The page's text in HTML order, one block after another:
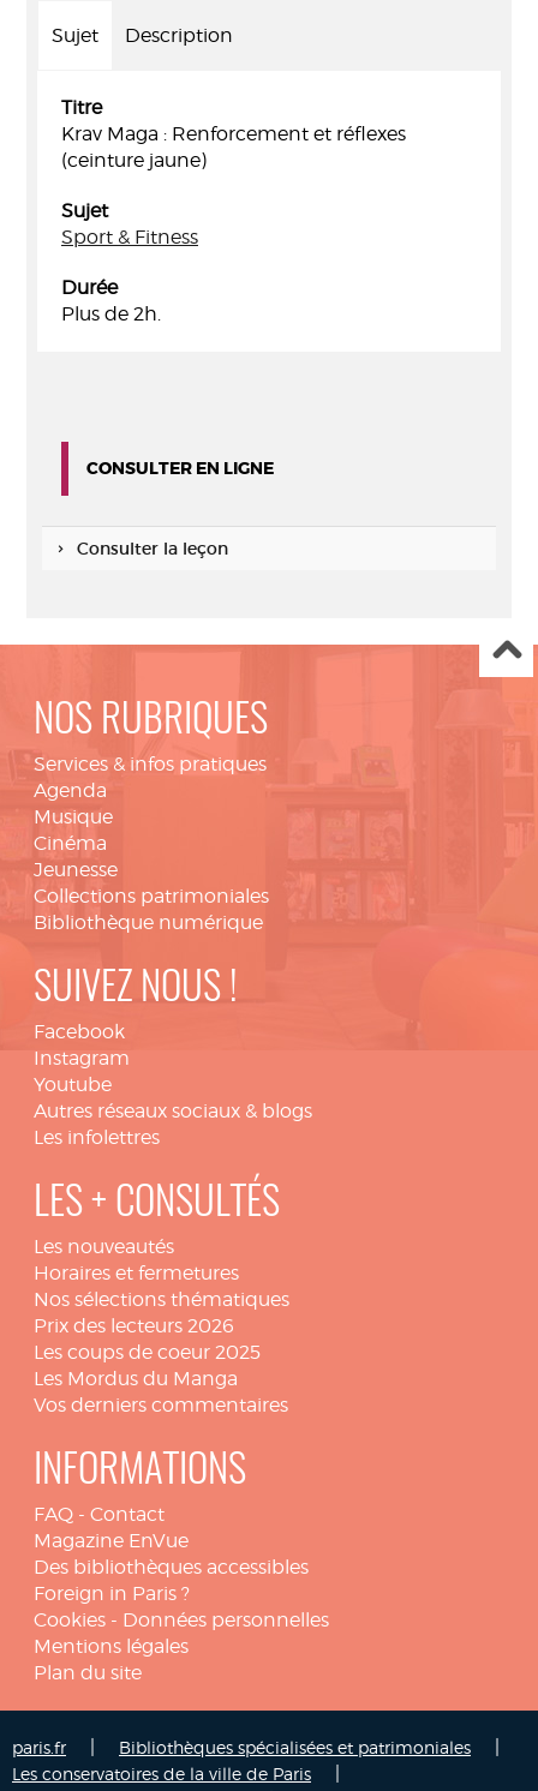
Sujet Description
Titre
Krav Maga : Renforcement et réflexes
(ceinture jaune)
Sujet
Sport & Fitness
Durée
Plus de 2h.
CONSULTER EN LIGNE
Consulter la leçon
NOS RUBRIQUES
Services & infos pratiques
Agenda
Musique
Cinéma
Jeunesse
Collections patrimoniales
Bibliothèque numérique
SUIVEZ NOUS !
Facebook
Instagram
Youtube
Autres réseaux sociaux & blogs
Les infolettres
LES + CONSULTÉS
Les nouveautés
Horaires et fermetures
Nos sélections thématiques
Prix des lecteurs 2026
Les coups de coeur 2025
Les Mordus du Manga
Vos derniers commentaires
INFORMATIONS
FAQ - Contact
Magazine EnVue
Des bibliothèques accessibles
Foreign in Paris ?
Cookies - Données personnelles
Mentions légales
Plan du site
paris.fr Bibliothèques spécialisées et patrimoniales
Les conservatoires de la ville de Paris